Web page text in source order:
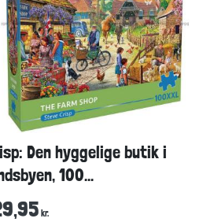
Den hyggelige butik i
100...
kr.